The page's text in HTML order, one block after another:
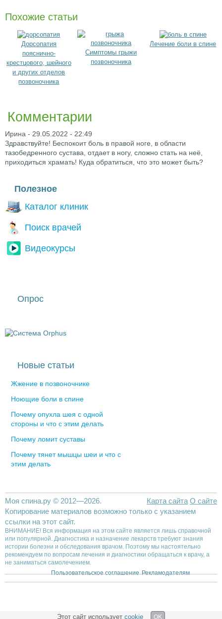
Похожие статьи
Дорсопатия
пояснично-
крестцового, шейного
и других отделов
позвоночника
Симптомы грыжи
позвоночника
Лечение боли в спине
Комментарии
Ирина - 29.05.2022 - 22:49
Здравствуйте! Беспокоит боль в правой ноге, в области
тазобедренного сустава, отдает в ногу, сложно стать на неё,
приходиться храмать! Куда обратиться, что это может быть?
Полезное
Каталог клиник
Поиск врачей
Видеокурсы
Опрос
Новые статьи
Жжение в позвоночнике
Ноющие боли в спине
Почему опухла шея с одной
стороны и что с этим делать
Почему ломит суставы
Почему тянет мышцы шеи и что с
этим делать
Карта сайта О сайте
Моя спина.ру © 2012—2026.
Копирование материалов возможно только с указанием
ссылки на этот сайт.
ВНИМАНИЕ! Вся информация на этом сайте является лишь справочной
или популярной. Диагностика и назначение лекарств требуют знания
истории болезни и обследования врачом. Поэтому мы настоятельно
рекомендуем по вопросам лечения и диагностики обращаться к врачу, а
не заниматься самолечением.
Пользовательское соглашение Рекламодателям
Этот сайт использует cookie OK